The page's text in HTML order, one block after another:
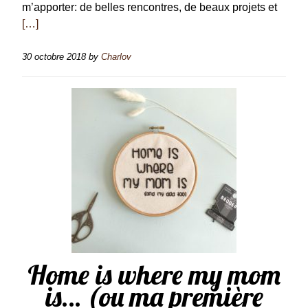
m’apporter: de belles rencontres, de beaux projets et
[…]
30 octobre 2018by Charlov
Home is where my mom
is… (ou ma première